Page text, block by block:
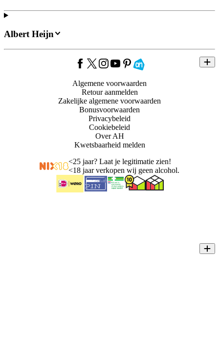
Albert Heijn
Algemene voorwaarden
Retour aanmelden
Zakelijke algemene voorwaarden
Bonusvoorwaarden
Privacybeleid
Cookiebeleid
Over AH
Kwetsbaarheid melden
<25 jaar? Laat je legitimatie zien!
<18 jaar verkopen wij geen alcohol.